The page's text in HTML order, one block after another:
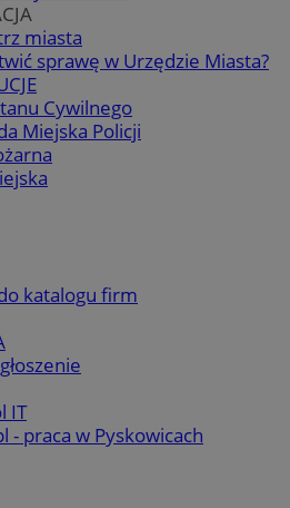
miasta
sprawę w Urzędzie Miasta?
Cywilnego
Miejska Policji
katalogu firm
IT
- praca w Pyskowicach